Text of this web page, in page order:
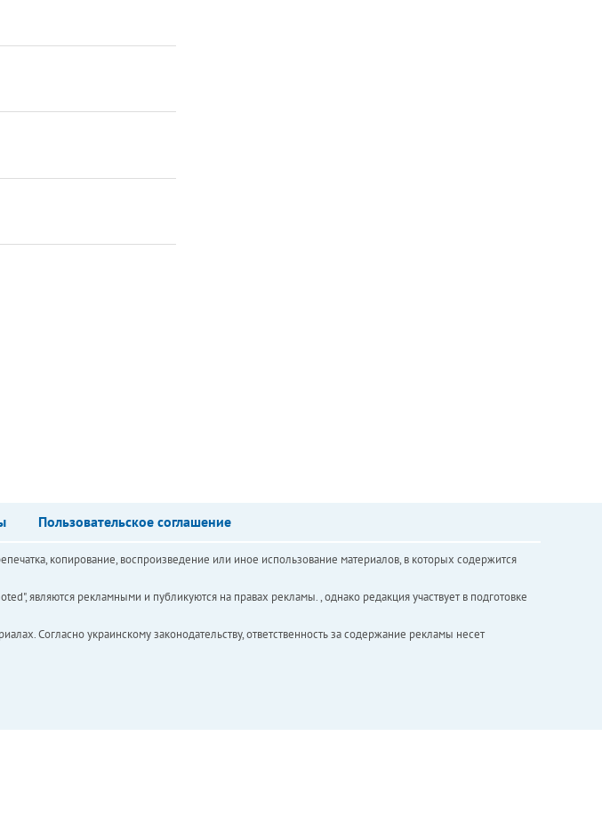
Пользовательское соглашение
копирование, воспроизведение или иное использование материалов, в которых содержится
являются рекламными и публикуются на правах рекламы. , однако редакция участвует в подготовке
Согласно украинскому законодательству, ответственность за содержание рекламы несет